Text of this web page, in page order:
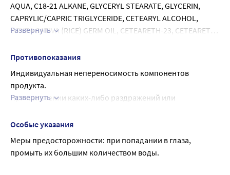
AQUA, C18-21 ALKANE, GLYCERYL STEARATE, GLYCERIN,
CAPRYLIC/CAPRIC TRIGLYCERIDE, CETEARYL ALCOHOL,
ORYZA SATIVA (RICE) GERM OIL, CETEARETH-23, CETEARETH-
HYDROLYZED ELASTIN, CARNOSINE, OLIGOPEPTIDE-1,
HEXAPEPTIDE-9, ACETYL TETRAPEPTIDE -3, ACETYL
TETRAPEPTIDE -9, ACETYL TETRAPEPTIDE-11,
NONAPEPTIDE-1, PALMITOYL TRIPEPTIDE-8, CARBOMER,
(SOYBEAN) OIL, TOCOPHEROL (MIXED), BETA-SITOSTEROL,
SQUALENE, ETHYLHEXYLGLYCERIN, 1,2-HEXANEDIOL, PPG-
13-DECYLTETRADECETH-24, PHENOXYETHANOL,
Развернуть
Противопоказания
Индивидуальная непереносимость компонентов
продукта.
При появлении каких-либо раздражений или
использование.
Развернуть
Особые указания
Меры предосторожности: при попадании в глаза,
промыть их большим количеством воды.